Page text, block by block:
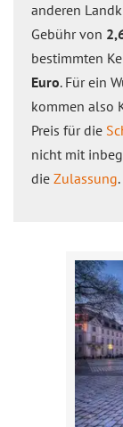
anderen
Gebühr von
bestimmten
Euro. Für ein
kommen also
Preis für die
nicht mit
die Zulassung.